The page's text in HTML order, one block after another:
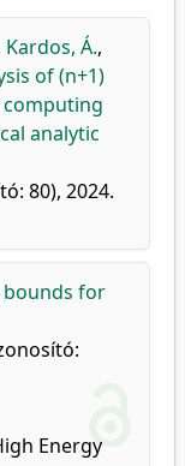
Kardos, Á.,
of (n+1)
analytic
80), 2024.
bounds for
Energy